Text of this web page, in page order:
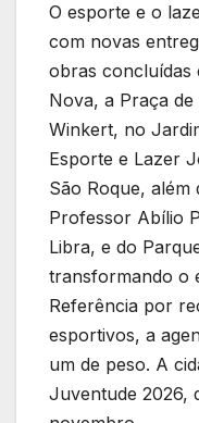
O esporte e o
com novas
obras concluídas
Nova, a Praça
Winkert, no
Esporte e Lazer
São Roque, além
Professor Abílio
Libra, e do
transformando o
Referência por
esportivos, a
um de peso. A
Juventude 2026,